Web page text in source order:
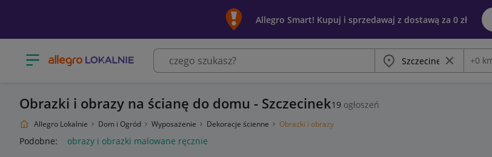
Allegro Smart! Kupuj i sprzedawaj z dostawą za 0 zł
Otwórz menu z kategoriami Miasto Wyczyść
+0
Obrazki i obrazy na ścianę do domu - Szczecinek19 ogłoszeń
Allegro Lokalnie Dom i Ogród Wyposażenie Dekoracje ścienne Obrazki i obrazy
Podobne: obrazy i obrazki malowane ręcznie